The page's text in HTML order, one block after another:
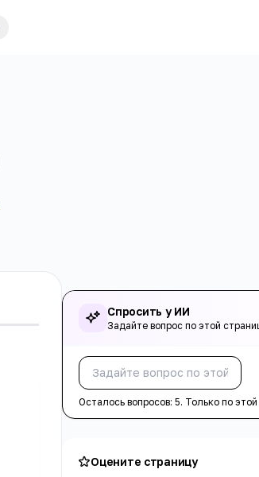
Спросить у ИИ
Задайте вопрос по этой
Осталось вопросов:5. Только по
Оцените страницу